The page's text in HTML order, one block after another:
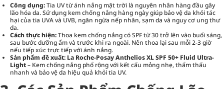
Công dụng:Tia UV từ ánh nắng mặt trời là nguyên nhân hàng đầu gây
lão hóa da. Sử dụng kem chống nắng hàng ngày giúp bảo vệ da khỏi tác
hại của tia UVA và UVB, ngăn ngừa nếp nhăn, sạm da và nguy cơ ung thư
da.
Cách thực hiện:Thoa kem chống nắng có SPF từ 30 trở lên vào buổi sáng,
sau bước dưỡng ẩm và trước khi ra ngoài. Nên thoa lại sau mỗi 2-3 giờ
nếu tiếp xúc trực tiếp với ánh nắng.
Sản phẩm đề xuất: La Roche-Posay Anthelios XL SPF 50+ Fluid Ultra-
Light– Kem chống nắng phổ rộng với kết cấu mỏng nhẹ, thẩm thấu
nhanh và bảo vệ da hiệu quả khỏi tia UV.